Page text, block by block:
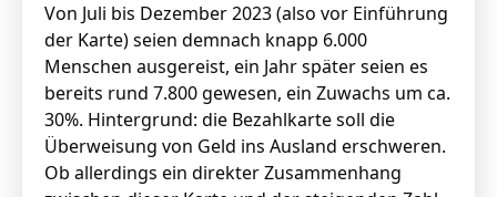
Von Juli bis Dezember 2023 (also vor Einführung
der Karte) seien demnach knapp 6.000
Menschen ausgereist, ein Jahr später seien es
bereits rund 7.800 gewesen, ein Zuwachs um ca.
30%. Hintergrund: die Bezahlkarte soll die
Überweisung von Geld ins Ausland erschweren.
Ob allerdings ein direkter Zusammenhang